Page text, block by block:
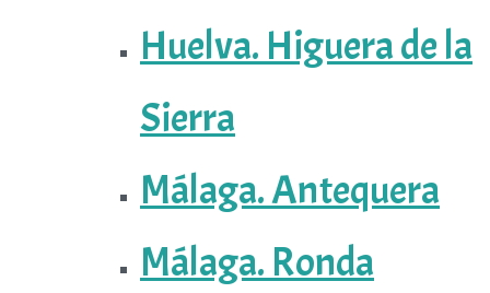
Huelva. Higuera de la
Sierra
Málaga. Antequera
Málaga. Ronda